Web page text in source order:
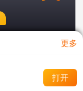
更多
打开